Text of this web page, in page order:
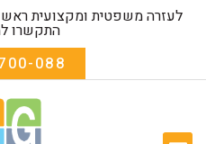
לעזרה משפטית ומקצועית
התקשרו
088